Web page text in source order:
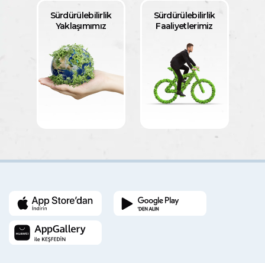
Sürdürülebilirlik
Yaklaşımımız
Sürdürülebilirlik
Faaliyetlerimiz